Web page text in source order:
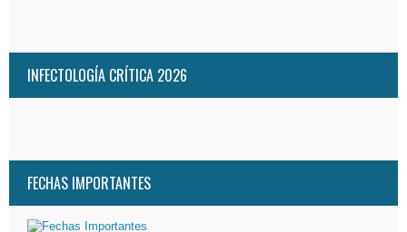
INFECTOLOGÍA CRÍTICA 2026
FECHAS IMPORTANTES